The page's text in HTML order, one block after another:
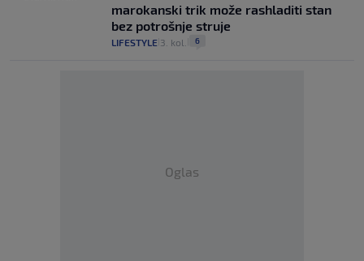
marokanski trik može rashladiti stan
bez potrošnje struje
LIFESTYLE 3. kol. 6
Oglas